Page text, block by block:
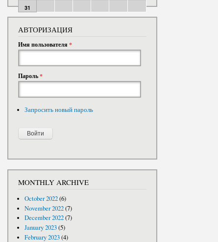
31
АВТОРИЗАЦИЯ
Имя пользователя *
Пароль*
Запросить новый пароль
MONTHLY ARCHIVE
October 2022(6)
November 2022(7)
December 2022(7)
January 2023(5)
February 2023(4)